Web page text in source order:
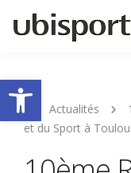
Ouvrir la
Actualités
et du Sport à